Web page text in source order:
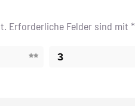
Erforderliche Felder sind mit *
3